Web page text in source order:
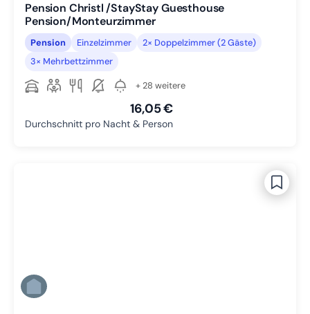
Pension Christl /StayStay Guesthouse
Pension/Monteurzimmer
Pension Einzelzimmer
2× Doppelzimmer (2 Gäste)
3× Mehrbettzimmer
+ 28 weitere
16,05 €
Durchschnitt pro Nacht & Person